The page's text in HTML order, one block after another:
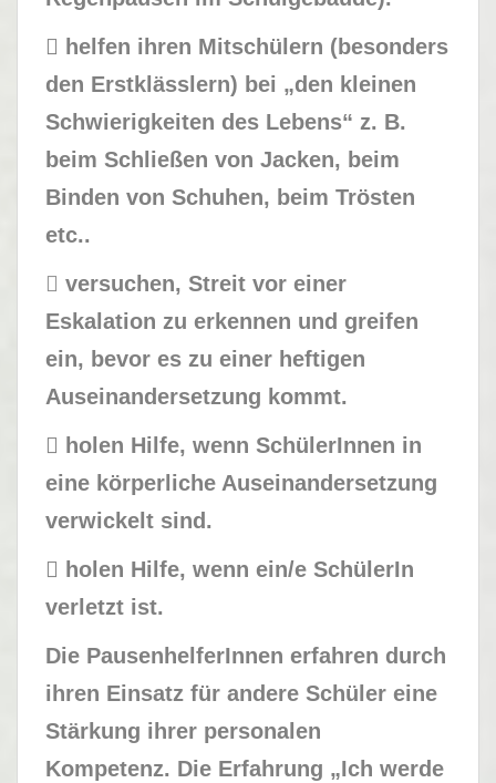
 helfen ihren Mitschülern (besonders
den Erstklässlern) bei „den kleinen
Schwierigkeiten des Lebens“ z. B.
beim Schließen von Jacken, beim
Binden von Schuhen, beim Trösten
etc..
 versuchen, Streit vor einer
Eskalation zu erkennen und greifen
ein, bevor es zu einer heftigen
Auseinandersetzung kommt.
 holen Hilfe, wenn SchülerInnen in
eine körperliche Auseinandersetzung
verwickelt sind.
 holen Hilfe, wenn ein/e SchülerIn
verletzt ist.
Die PausenhelferInnen erfahren durch
ihren Einsatz für andere Schüler eine
Stärkung ihrer personalen
Kompetenz. Die Erfahrung „Ich werde